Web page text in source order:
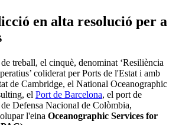
en alta resolució per a
treball, el cinquè, denominat ‘Resiliència
coliderat per Ports de l'Estat i amb
de Cambridge, el National Oceanographic
el Port de Barcelona, el port de
Defensa Nacional de Colòmbia,
l'eina Oceanographic Services for